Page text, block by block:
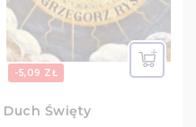
-5,09 ZŁ
Duch Święty